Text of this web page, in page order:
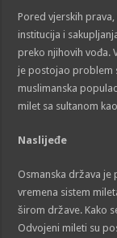
Pored vjerskih
institucija i
preko njihovih vođa.
je postojao problem
muslimanska
milet sa sultanom
Naslijeđe
Osmanska država je
vremena sistem
širom države. Kako
Odvojeni mileti su